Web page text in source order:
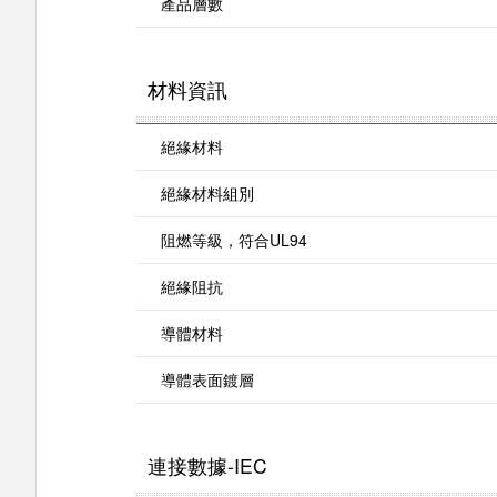
材料資訊
絕緣材料
絕緣材料組別
阻燃等級，符合UL94
絕緣阻抗
導體材料
導體表面鍍層
連接數據-IEC